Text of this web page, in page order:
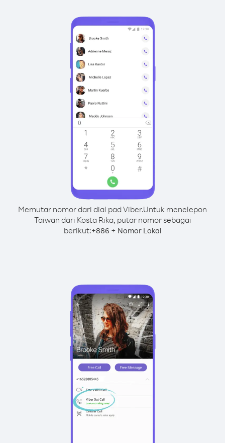
Memutar nomor dari dial pad Viber.Untuk menelepon
Taiwan dari Kosta Rika, putar nomor sebagai
berikut:+886 + Nomor Lokal